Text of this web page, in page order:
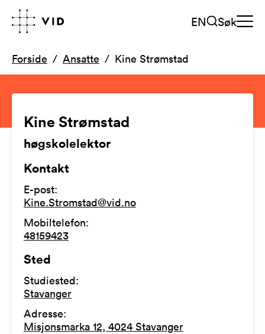
EN Søk
Forside Ansatte Kine Strømstad
Kine Strømstad
høgskolelektor
Kontakt
E-post:
Kine.Stromstad@vid.no
Mobiltelefon:
48159423
Sted
Studiested:
Stavanger
Adresse:
Misjonsmarka 12, 4024 Stavanger